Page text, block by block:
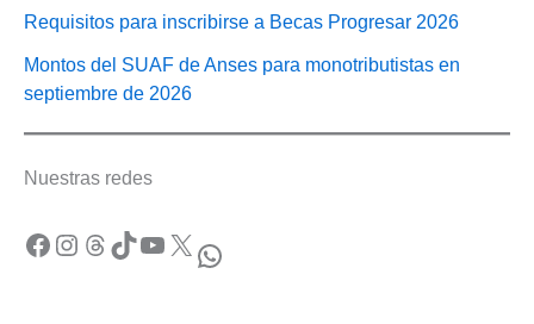
Requisitos para inscribirse a Becas Progresar 2026
Montos del SUAF de Anses para monotributistas en
septiembre de 2026
Nuestras redes
Facebook Instagram Threads TikTok YouTube X WhatsApp